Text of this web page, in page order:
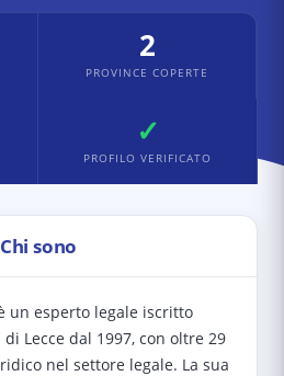
2
PROVINCE COPERTE
✓
PROFILO VERIFICATO
Chi sono
un esperto legale iscritto
Lecce dal 1997, con oltre 29
nel settore legale. La sua